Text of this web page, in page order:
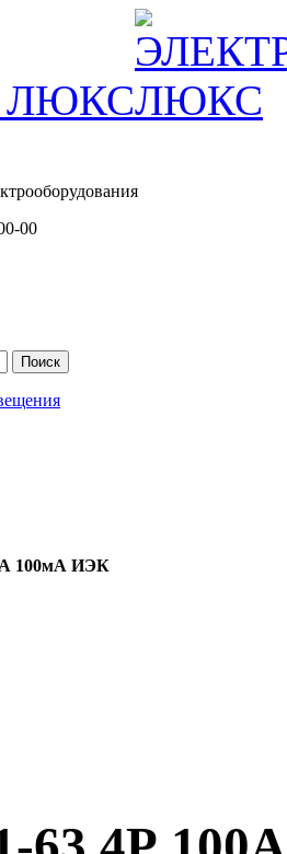
ЛЮКС
00
Поиск
100мА ИЭК